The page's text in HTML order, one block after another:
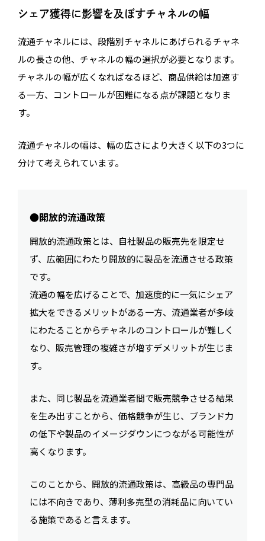
シェア獲得に影響を及ぼすチャネルの幅
流通チャネルには、段階別チャネルにあげられるチャネ
ルの長さの他、チャネルの幅の選択が必要となります。
チャネルの幅が広くなればなるほど、商品供給は加速す
る一方、コントロールが困難になる点が課題となりま
す。
流通チャネルの幅は、幅の広さにより大きく以下の3つに
分けて考えられています。
●開放的流通政策
開放的流通政策とは、自社製品の販売先を限定せ
ず、広範囲にわたり開放的に製品を流通させる政策
です。
流通の幅を広げることで、加速度的に一気にシェア
拡大をできるメリットがある一方、流通業者が多岐
にわたることからチャネルのコントロールが難しく
なり、販売管理の複雑さが増すデメリットが生じま
す。
また、同じ製品を流通業者間で販売競争させる結果
を生み出すことから、価格競争が生じ、ブランド力
の低下や製品のイメージダウンにつながる可能性が
高くなります。
このことから、開放的流通政策は、高級品の専門品
には不向きであり、薄利多売型の消耗品に向いてい
る施策であると言えます。